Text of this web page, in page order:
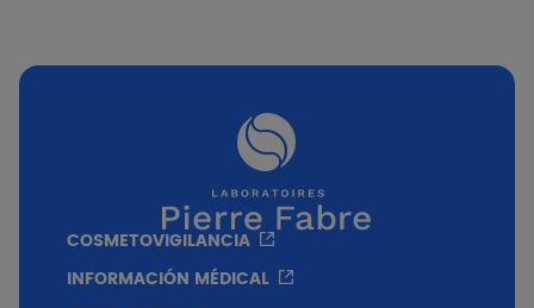
Parte 2 -Lipofuscinas, luz azul
HEV yTriAsorB
COSMETOVIGILANCIA
INFORMACIÓN MÉDICAL